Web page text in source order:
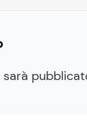
sarà